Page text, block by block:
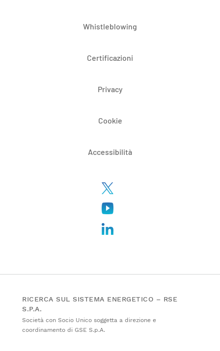
Whistleblowing
Certificazioni
Privacy
Cookie
Accessibilità
RICERCA SUL SISTEMA ENERGETICO – RSE
S.P.A.
Società con Socio Unico soggetta a direzione e
coordinamento di GSE S.p.A.